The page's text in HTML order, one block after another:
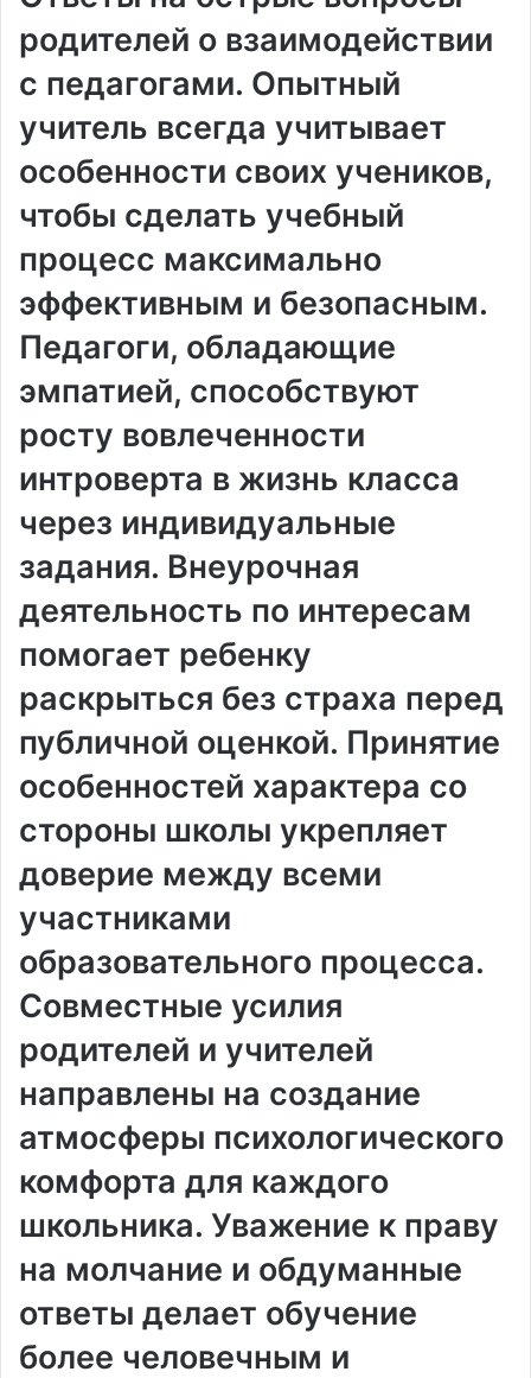
родителей о взаимодействии
с педагогами. Опытный
учитель всегда учитывает
особенности своих учеников,
чтобы сделать учебный
процесс максимально
эффективным и безопасным.
Педагоги, обладающие
эмпатией, способствуют
росту вовлеченности
интроверта в жизнь класса
через индивидуальные
задания. Внеурочная
деятельность по интересам
помогает ребенку
раскрыться без страха перед
публичной оценкой. Принятие
особенностей характера со
стороны школы укрепляет
доверие между всеми
участниками
образовательного процесса.
Совместные усилия
родителей и учителей
направлены на создание
атмосферы психологического
комфорта для каждого
школьника. Уважение к праву
на молчание и обдуманные
ответы делает обучение
более человечным и